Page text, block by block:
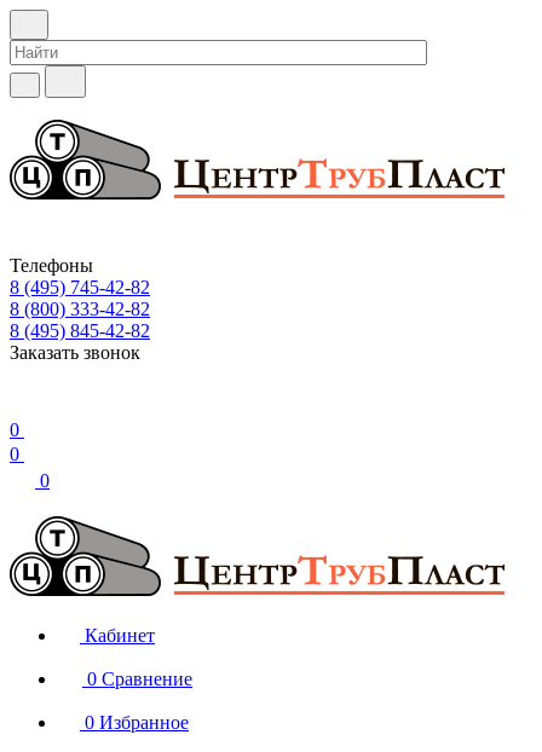
Телефоны
8 (495) 745-42-82
8 (800) 333-42-82
8 (495) 845-42-82
Заказать звонок
0
0
0
Кабинет
0 Сравнение
0 Избранное